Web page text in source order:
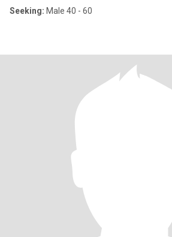
Seeking: Male 40 - 60